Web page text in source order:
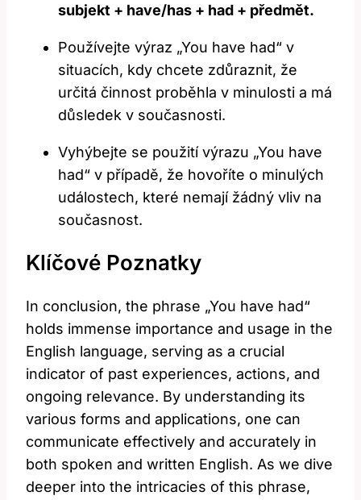
subjekt + have/has + had + předmět.
Používejte výraz „You have had“ v
situacích, kdy chcete zdůraznit, že
určitá činnost proběhla v minulosti a má
důsledek v současnosti.
Vyhýbejte se použití výrazu „You have
had“ v případě, že hovoříte o minulých
událostech, které nemají žádný vliv na
současnost.
Klíčové Poznatky
In conclusion, the phrase „You have had“
holds immense importance and usage in the
English language, serving as a crucial
indicator of past experiences, actions, and
ongoing relevance. By understanding its
various forms and applications, one can
communicate effectively and accurately in
both spoken and written English. As we dive
deeper into the intricacies of this phrase,